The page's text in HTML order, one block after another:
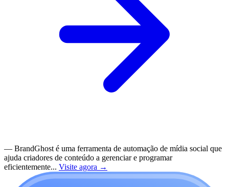
— BrandGhost é uma ferramenta de automação de mídia social que
ajuda criadores de conteúdo a gerenciar e programar
eficientemente... Visite agora →